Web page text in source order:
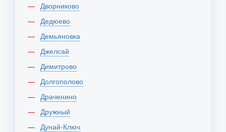
Дворниково
Дедюево
Демьяновка
Джелсай
Димитрово
Долгополово
Драченино
Дружный
Дунай-Ключ